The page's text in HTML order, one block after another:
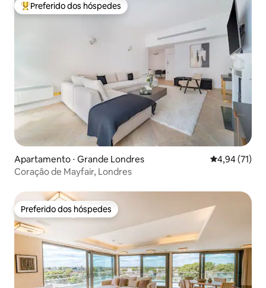
Entre os melhores preferidos dos hóspedes
Preferido dos hóspedes
Apartamento ⋅ Grande Londres 4,94 de uma
4,94 (71)
Coração de Mayfair, Londres
Preferido dos hóspedes
Preferido dos hóspedes